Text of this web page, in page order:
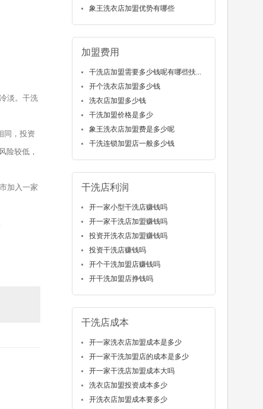
淡。干洗
同，投资
险较低，
加入一家
象王洗衣店加盟优势有哪些
加盟费用
干洗店加盟需要多少钱呢有哪些扶...
开个洗衣店加盟多少钱
洗衣店加盟多少钱
干洗加盟价格是多少
象王洗衣店加盟费是多少呢
干洗连锁加盟店一般多少钱
干洗店利润
开一家小型干洗店赚钱吗
开一家干洗店加盟赚钱吗
投资开洗衣店加盟赚钱吗
投资干洗店赚钱吗
开个干洗加盟店赚钱吗
开干洗加盟店挣钱吗
干洗店成本
开一家洗衣店加盟成本是多少
开一家干洗加盟店的成本是多少
开一家干洗店加盟成本大吗
洗衣店加盟投资成本多少
开洗衣店加盟成本要多少